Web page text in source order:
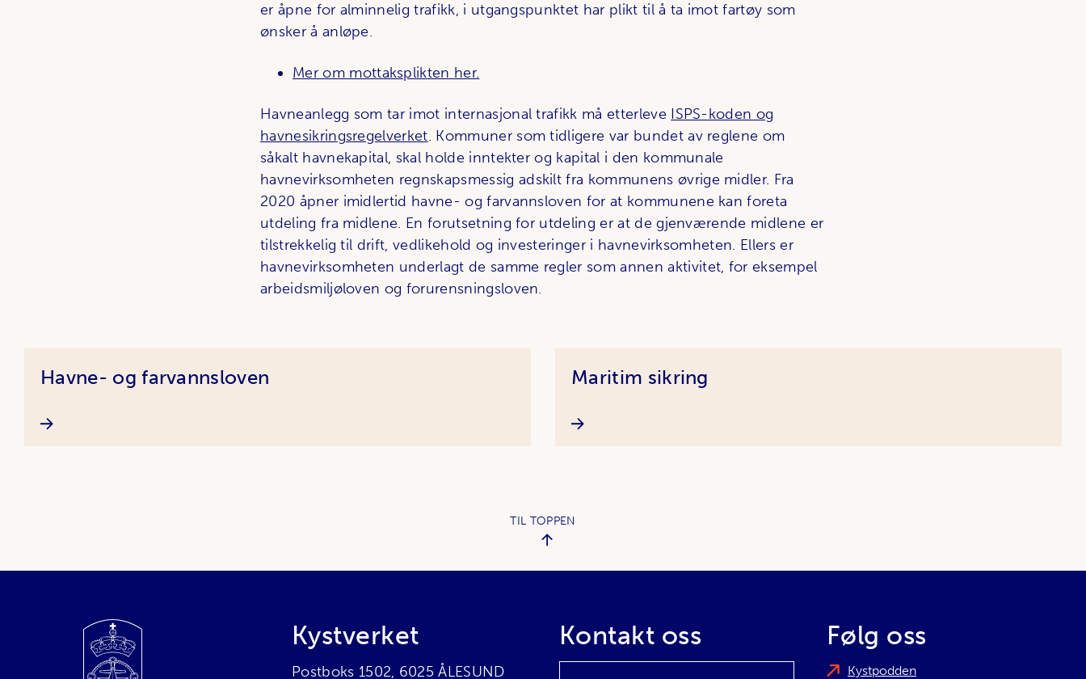
er åpne for alminnelig trafikk, i utgangspunktet har plikt til å ta imot fartøy som
ønsker å anløpe.
Mer om mottaksplikten her.
Havneanlegg som tar imot internasjonal trafikk må etterleve ISPS-koden og
havnesikringsregelverket. Kommuner som tidligere var bundet av reglene om
såkalt havnekapital, skal holde inntekter og kapital i den kommunale
havnevirksomheten regnskapsmessig adskilt fra kommunens øvrige midler. Fra
2020 åpner imidlertid havne- og farvannsloven for at kommunene kan foreta
utdeling fra midlene. En forutsetning for utdeling er at de gjenværende midlene er
tilstrekkelig til drift, vedlikehold og investeringer i havnevirksomheten. Ellers er
havnevirksomheten underlagt de samme regler som annen aktivitet, for eksempel
arbeidsmiljøloven og forurensningsloven.
Havne- og farvannsloven Maritim sikring
TIL TOPPEN
Bunnområde Kystverket
Postboks 1502, 6025 ÅLESUND
Kontakt oss Følg oss
Kystpodden